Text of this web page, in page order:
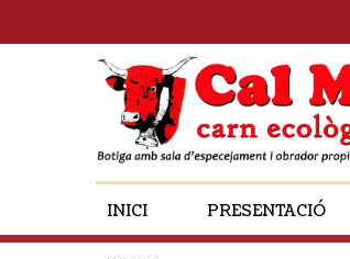
INICI PRESENTACIÓ